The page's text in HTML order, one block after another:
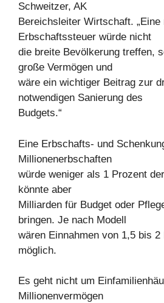
Schweitzer, AK
Bereichsleiter Wirtschaft. „Eine
Erbschaftssteuer würde nicht
die breite Bevölkerung treffen,
große Vermögen und
wäre ein wichtiger Beitrag zur
notwendigen Sanierung des
Budgets.“
Eine Erbschafts- und
Millionenerbschaften
würde weniger als 1 Prozent
könnte aber
Milliarden für Budget oder
bringen. Je nach Modell
wären Einnahmen von 1,5 bis
möglich.
Es geht nicht um
Millionenvermögen